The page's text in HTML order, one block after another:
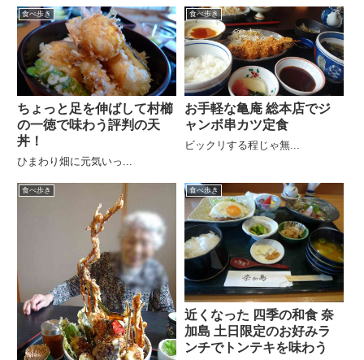
食べ歩き
ちょっと足を伸ばして村櫛
の一徳で味わう評判の天
丼！
ひまわり畑に元気いっ...
食べ歩き
お手軽な亀庵 総本店でジ
ャンボ串カツ定食
ビックリする程じゃ無...
食べ歩き 食べ歩き
近くなった 四季の和食 奈
加島 土日限定のお好みラ
ンチでトンテキを味わう